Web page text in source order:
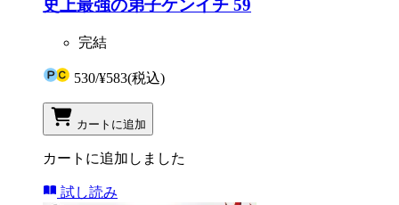
史上最強の弟子ケンイチ 59
完結
530/¥583(税込)
カートに追加
カートに追加しました
試し読み